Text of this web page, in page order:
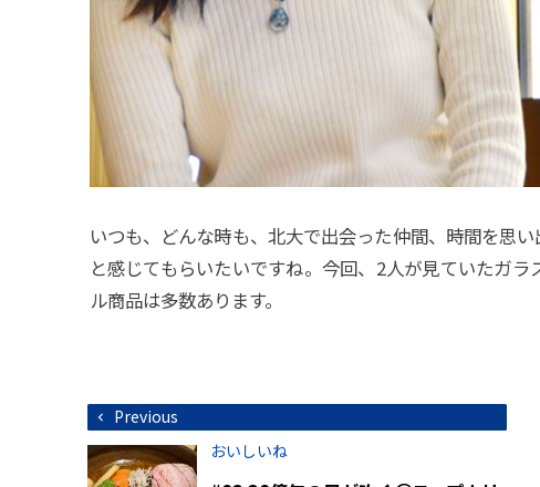
いつも、どんな時も、北大で出会った仲間、時間を思
と感じてもらいたいですね。今回、2人が見ていたガ
ル商品は多数あります。
投
稿
ナ
ビ
Previous
おいしいね